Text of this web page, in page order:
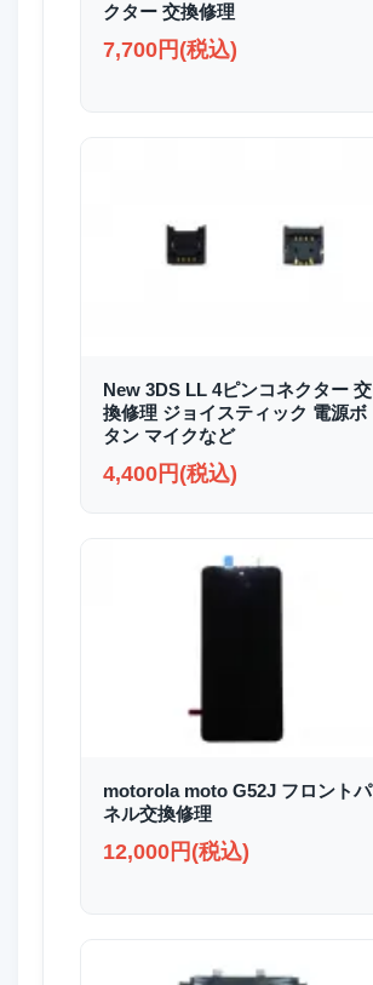
クター 交換修理
7,700円(税込)
New 3DS LL 4ピンコネクター 交
換修理 ジョイスティック 電源ボ
タン マイクなど
4,400円(税込)
motorola moto G52J フロントパ
ネル交換修理
12,000円(税込)